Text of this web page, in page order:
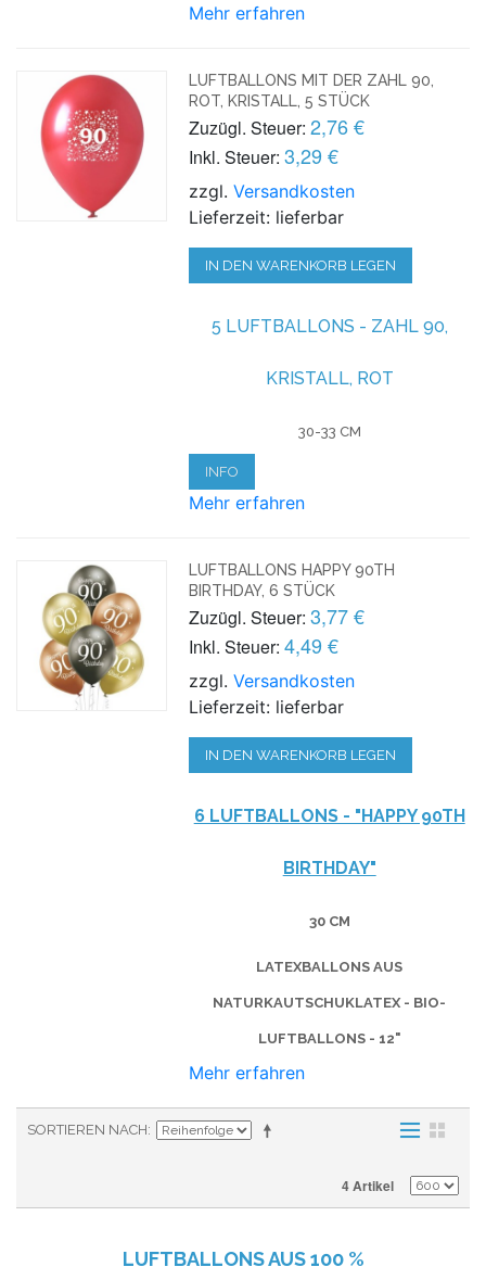
Mehr erfahren
LUFTBALLONS MIT DER ZAHL 90,
ROT, KRISTALL, 5 STÜCK
Zuzügl. Steuer: 2,76 €
Inkl. Steuer: 3,29 €
zzgl.Versandkosten
Lieferzeit: lieferbar
IN DEN WARENKORB LEGEN
5 LUFTBALLONS - ZAHL 90,
KRISTALL, ROT
30-33 CM
INFO
Mehr erfahren
LUFTBALLONS HAPPY 90TH
BIRTHDAY, 6 STÜCK
Zuzügl. Steuer: 3,77 €
Inkl. Steuer: 4,49 €
zzgl.Versandkosten
Lieferzeit: lieferbar
IN DEN WARENKORB LEGEN
6 LUFTBALLONS - "HAPPY 90TH
BIRTHDAY"
30 CM
LATEXBALLONS AUS
NATURKAUTSCHUKLATEX - BIO-
LUFTBALLONS - 12"
Mehr erfahren
SORTIEREN NACH
4 Artikel
LUFTBALLONS AUS100 %